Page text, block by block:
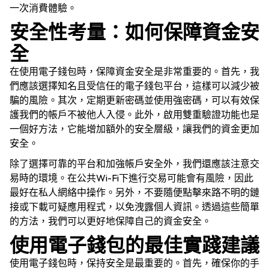
一次消費體驗。
安全性考量：如何保障資金安
全
在使用電子錢包時，保障資金安全是非常重要的。首先，我
們應該選擇知名且受信任的電子錢包平台，這樣可以減少被
騙的風險。其次，定期更新密碼並使用強密碼，可以有效保
護我們的帳戶不被他人入侵。此外，啟用雙重驗證功能也是
一個好方法，它能增加額外的安全層級，讓我們的資金更加
安全。
除了選擇可靠的平台和加強帳戶安全外，我們還應該注意交
易時的環境。在公共Wi-Fi下進行交易可能會有風險，因此
最好在私人網絡中操作。另外，不要隨便點擊來路不明的鏈
接或下載可疑應用程式，以免洩露個人資訊。透過這些簡單
的方法，我們可以更好地保障自己的資金安全。
使用電子錢包的最佳實踐建議
使用電子錢包時，保持安全是最重要的。首先，確保你的手